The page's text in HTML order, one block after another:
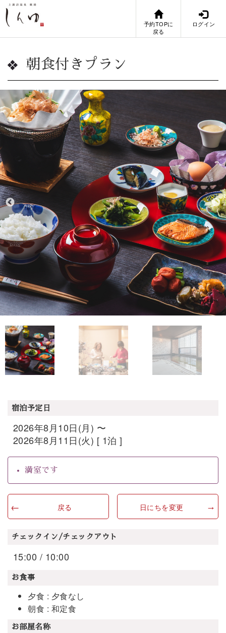
予約TOPに
戻る
ログイン
朝食付きプラン
宿泊予定日
2026年8月10日(月) 〜
2026年8月11日(火) [ 1泊 ]
満室です
戻る 日にちを変更
チェックイン/チェックアウト
15:00 / 10:00
お食事
夕食 : 夕食なし
朝食 : 和定食
お部屋名称